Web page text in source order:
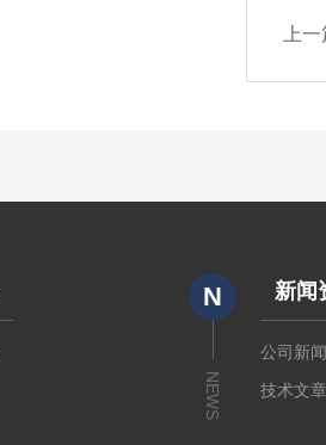
上
N
NEWS
新闻
公司新
技术文